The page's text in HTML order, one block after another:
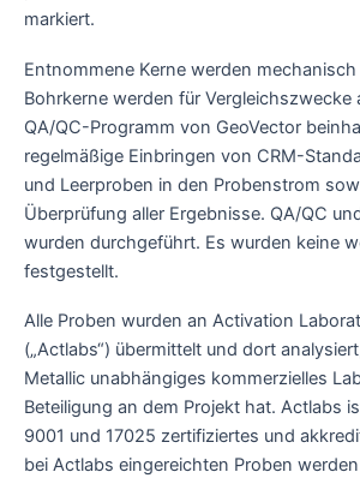
markiert.
Entnommene Kerne werden
Bohrkerne werden für Vergleichszwecke
QA/QC-Programm von GeoVector
regelmäßige Einbringen von CRM-
und Leerproben in den Probenstrom
Überprüfung aller Ergebnisse. QA/QC
wurden durchgeführt. Es wurden keine
festgestellt.
Alle Proben wurden an Activation
(„Actlabs“) übermittelt und dort
Metallic unabhängiges kommerzielles
Beteiligung an dem Projekt hat. Actlabs
9001 und 17025 zertifiziertes und
bei Actlabs eingereichten Proben